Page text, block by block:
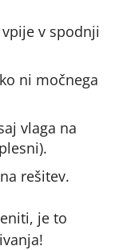
v spodnji
ni močnega
vlaga na
rešitev.
je to